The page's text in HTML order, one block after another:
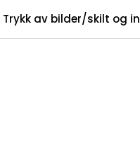
Trykk av bilder/skilt og